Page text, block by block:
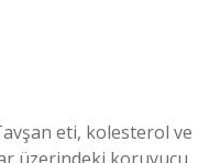
eti, kolesterol ve